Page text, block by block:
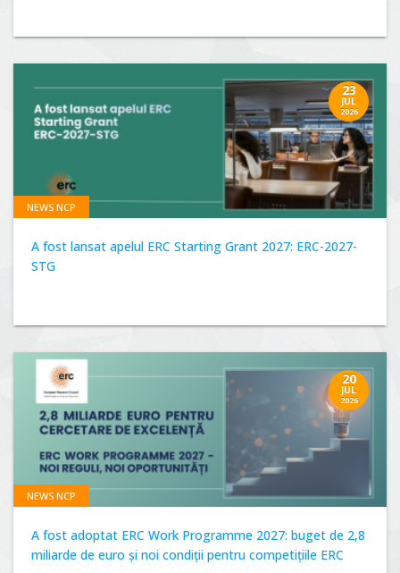
23
JUL
2026
NEWS NCP
A fost lansat apelul ERC Starting Grant 2027: ERC-2027-
STG
20
JUL
2026
NEWS NCP
A fost adoptat ERC Work Programme 2027: buget de 2,8
miliarde de euro și noi condiții pentru competițiile ERC